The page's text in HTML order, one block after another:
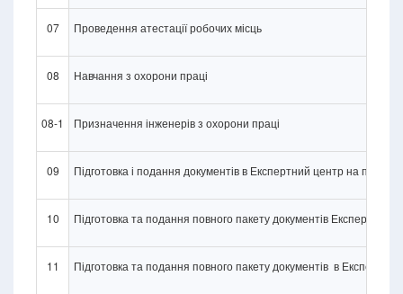
07 Проведення атестації робочих місць
08 Навчання з охорони праці
08-1 Призначення інженерів з охорони праці
09 Підготовка і подання документів в Експертний центр на
10 Підготовка та подання повного пакету документів
11 Підготовка та подання повного пакету документів в